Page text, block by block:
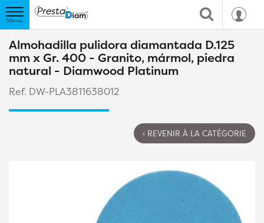
Almohadilla pulidora diamantada D.125
mm x Gr. 400 - Granito, mármol, piedra
natural - Diamwood Platinum
Ref. DW-PLA3811638012
‹ REVENIR À LA CATÉGORIE